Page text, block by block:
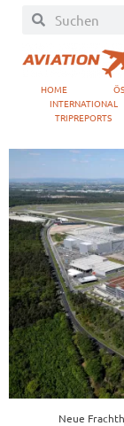
HOME
INTERNATIONAL
TRIPREPORTS
Neue